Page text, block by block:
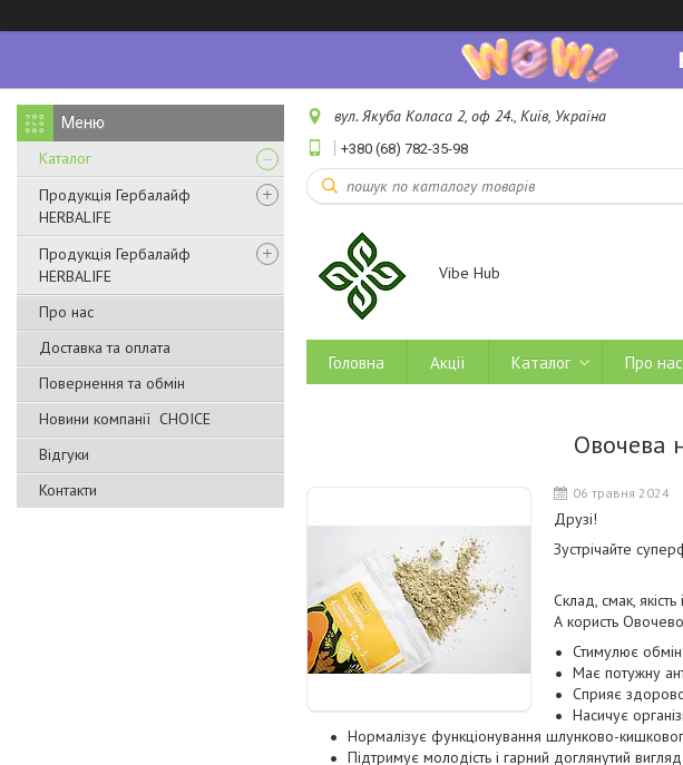
Каталог
Продукція Гербалайф
HERBALIFE
Продукція Гербалайф
HERBALIFE
Про нас
Доставка та оплата
Повернення та обмін
Новини компанії CHOICE
Відгуки
Контакти
вул. Якуба Коласа 2, оф 24., Київ, Україна
+380 (68) 782-35-98
Vibe Hub
Головна Акції Каталог Про нас
Овочева
06 травня 2024
Друзі!
Зустрічайте
Склад, смак,
А користь
Стимулює
Має потужну
Сприяє
Насичує
Нормалізує функціонування шлунково-
Підтримує молодість і гарний доглянутий вигляд